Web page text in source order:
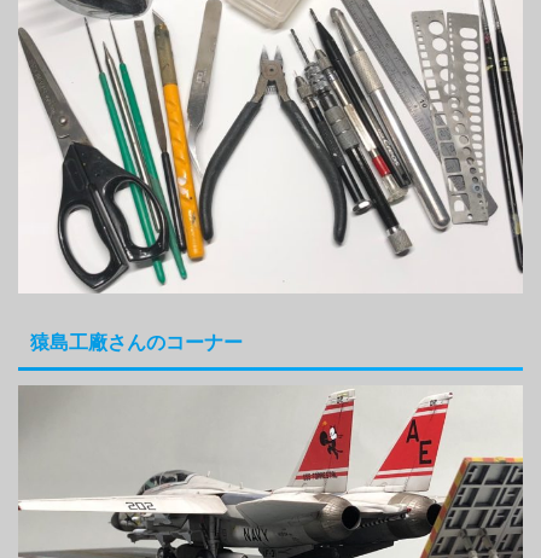
猿島工廠さんのコーナー